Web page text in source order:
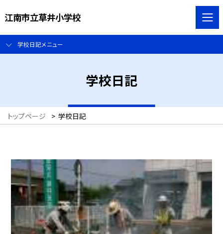
江南市立草井小学校
学校日記メニュー
学校日記
トップページ > 学校日記